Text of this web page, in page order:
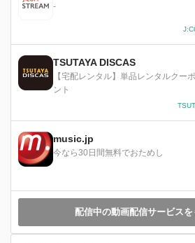
-
TSUTAYA DISCAS
【宅配レンタル】単品レンタルクー
ント
music.jp
今なら30日間無料でおためし
配信中の動画配信サービスを